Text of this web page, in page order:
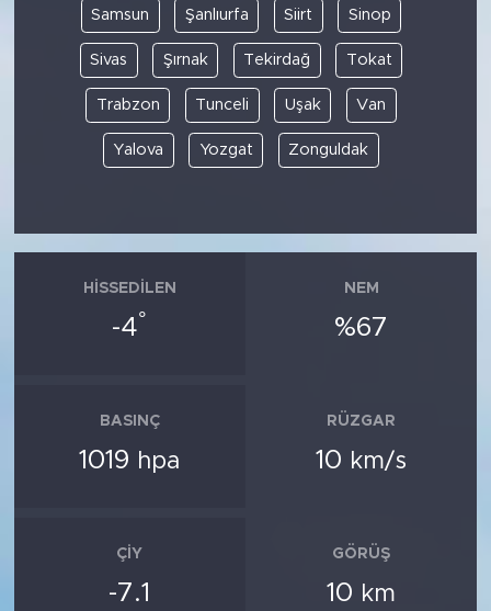
Samsun Şanlıurfa Siirt Sinop
Sivas Şırnak Tekirdağ Tokat
Trabzon Tunceli Uşak Van
Yalova Yozgat Zonguldak
HISSEDILEN
-4°
NEM
%67
BASINÇ
1019 hpa
RÜZGAR
10 km/s
ÇIY
-7.1
GÖRÜŞ
10 km